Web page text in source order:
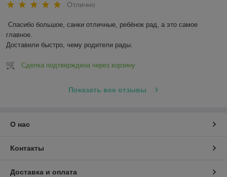
Отлично
Спасибо большое, санки отличные, ребёнок рад, а это самое
главное.
Доставили быстро, чему родители рады.
Сделка подтверждена через корзину
Показать все отзывы
О нас
Контакты
Доставка и оплата